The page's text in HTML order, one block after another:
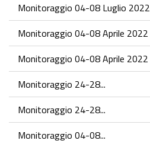
Monitoraggio 04-08 Luglio 2022
Monitoraggio 04-08 Aprile 2022
Monitoraggio 04-08 Aprile 2022
Monitoraggio 24-28...
Monitoraggio 24-28...
Monitoraggio 04-08...